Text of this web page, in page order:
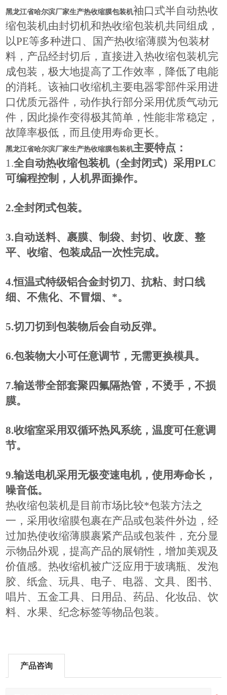
黑龙江省哈尔滨厂家生产热收缩膜包装机袖口式半自动热收
缩包装机由封切机和热收缩包装机共同组成，
以PE等多种进口、国产热收缩薄膜为包装材
料，产品经封切后，直接进入热收缩包装机完
成包装，极大地提高了工作效率，降低了电能
的消耗。该袖口收缩机主要电器零部件采用进
口优质元器件，动作执行部分采用优质气动元
件，因此操作变得极其简单，性能非常稳定，
故障率极低，而且使用寿命更长。
黑龙江省哈尔滨厂家生产热收缩膜包装机主要特点：
1.全自动热收缩包装机（全封闭式）采用PLC
可编程控制，人机界面操作。
2.全封闭式包装。
3.自动送料、裹膜、制袋、封切、收废、整
平、收缩、包装成品一次性完成。
4.恒温式特级铝合金封切刀、抗粘、封口线
细、不焦化、不冒烟、*。
5.切刀切到包装物后会自动反弹。
6.包装物大小可任意调节，无需更换模具。
7.输送带全部套聚四氟隔热管，不烫手，不损
膜。
8.收缩室采用双循环热风系统，温度可任意调
节。
9.输送电机采用无极变速电机，使用寿命长，
噪音低。
热收缩包装机是目前市场比较*包装方法之
一，采用收缩膜包裹在产品或包装件外边，经
过加热使收缩薄膜裹紧产品或包装件，充分显
示物品外观，提高产品的展销性，增加美观及
价值感。热收缩机被广泛应用于玻璃瓶、发泡
胶、纸盒、玩具、电子、电器、文具、图书、
唱片、五金工具、日用品、药品、化妆品、饮
料、水果、纪念标签等物品包装。
产品咨询